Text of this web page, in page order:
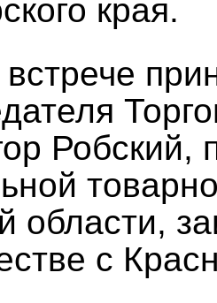
края.
Робский,
области,
с